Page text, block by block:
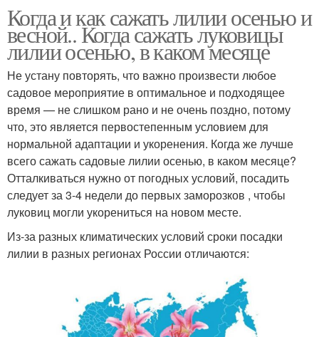
Когда и как сажать лилии осенью и
весной.. Когда сажать луковицы
лилии осенью, в каком месяце
Не устану повторять, что важно произвести любое
садовое мероприятие в оптимальное и подходящее
время — не слишком рано и не очень поздно, потому
что, это является первостепенным условием для
нормальной адаптации и укоренения. Когда же лучше
всего сажать садовые лилии осенью, в каком месяце?
Отталкиваться нужно от погодных условий, посадить
следует за 3-4 недели до первых заморозков , чтобы
луковиц могли укорениться на новом месте.
Из-за разных климатических условий сроки посадки
лилии в разных регионах России отличаются: